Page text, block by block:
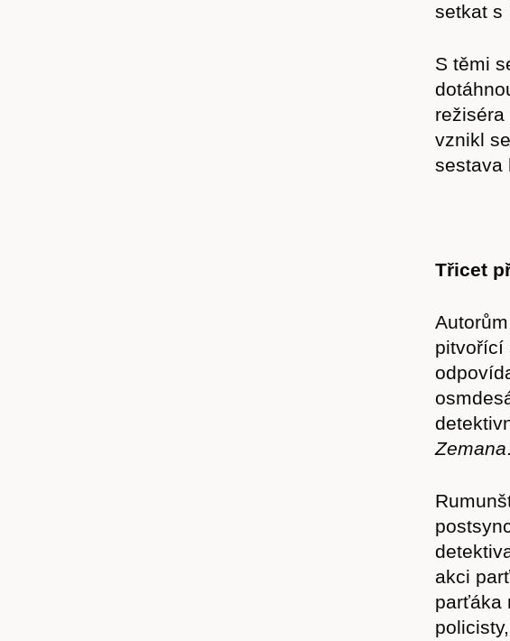
Hostcast
setkat s
S těmi
vznikl
sestava
Třicet
pitvořící
Zemana.
akci
parťáka